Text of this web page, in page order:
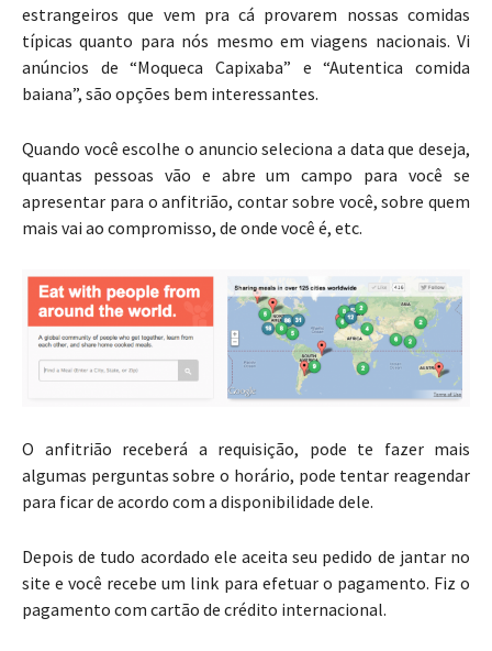
estrangeiros que vem pra cá provarem nossas comidas
típicas quanto para nós mesmo em viagens nacionais. Vi
anúncios de “Moqueca Capixaba” e “Autentica comida
baiana”, são opções bem interessantes.
Quando você escolhe o anuncio seleciona a data que deseja,
quantas pessoas vão e abre um campo para você se
apresentar para o anfitrião, contar sobre você, sobre quem
mais vai ao compromisso, de onde você é, etc.
O anfitrião receberá a requisição, pode te fazer mais
algumas perguntas sobre o horário, pode tentar reagendar
para ficar de acordo com a disponibilidade dele.
Depois de tudo acordado ele aceita seu pedido de jantar no
site e você recebe um link para efetuar o pagamento. Fiz o
pagamento com cartão de crédito internacional.